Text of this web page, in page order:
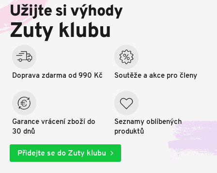
a
í
Užijte si výhody
Zuty klubu
Doprava zdarma od 990 Kč
Garance vrácení zboží do
30 dnů
Soutěže a akce pro členy
Seznamy oblíbených
produktů
Přidejte se do Zuty klubu